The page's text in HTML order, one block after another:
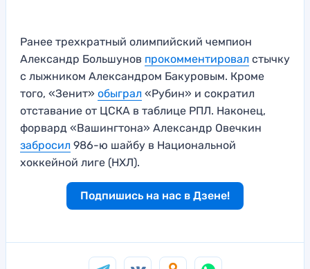
Ранее трехкратный олимпийский чемпион
Александр Большунов прокомментировал стычку
с лыжником Александром Бакуровым. Кроме
того, «Зенит» обыграл «Рубин» и сократил
отставание от ЦСКА в таблице РПЛ. Наконец,
форвард «Вашингтона» Александр Овечкин
забросил 986-ю шайбу в Национальной
хоккейной лиге (НХЛ).
Подпишись на нас в Дзене!